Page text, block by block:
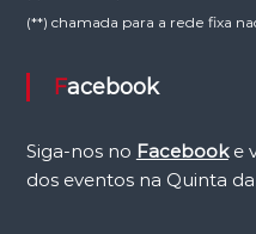
(**) chamada para a rede fixa
Facebook
Siga-nos no Facebooke
dos eventos na Quinta